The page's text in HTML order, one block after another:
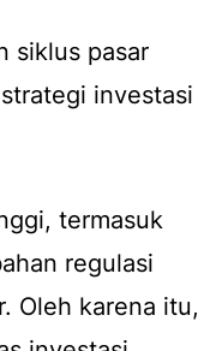
siklus pasar
investasi
termasuk
regulasi
Oleh karena itu,